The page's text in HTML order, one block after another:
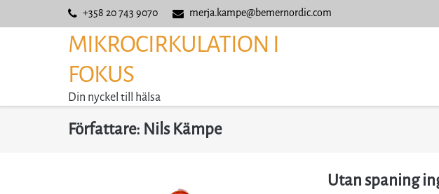
+358 20 743 9070 merja.kampe@bemernordic.com
MIKROCIRKULATION I
FOKUS
Din nyckel till hälsa
Författare: Nils Kämpe
Utan spaning